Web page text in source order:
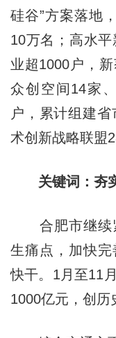
硅谷”方案落地
10万名；高水
业超1000户，
众创空间14家
户，累计组建
术创新战略联盟
关键词：夯
合肥市继续
生痛点，加快
快干。1月至11
1000亿元，创历